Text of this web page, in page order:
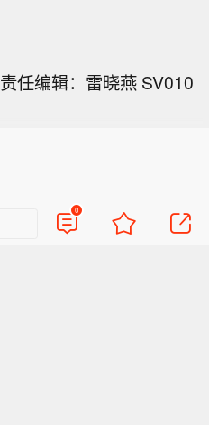
责任编辑：雷晓燕 SV010
0